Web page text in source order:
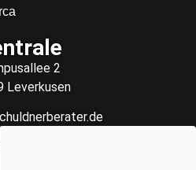
2
Leverkusen
– 18:00 Uhr